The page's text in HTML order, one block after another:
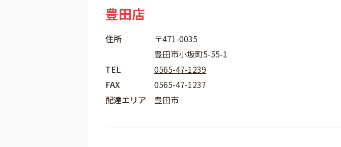
豊田店
住所
〒471-0035
豊田市小坂町5-55-1
TEL
0565-47-1239
FAX
0565-47-1237
配達エリア
豊田市